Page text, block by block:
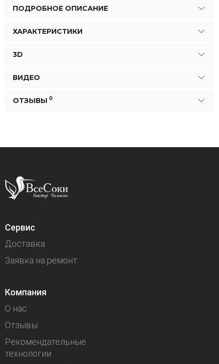
ПОДРОБНОЕ ОПИСАНИЕ
ХАРАКТЕРИСТИКИ
3D
ВИДЕО
ОТЗЫВЫ 0
Сервис
Доставка
Заявка на ремонт
Компания
О нас
Отзывы
Рекомендательные
технологии